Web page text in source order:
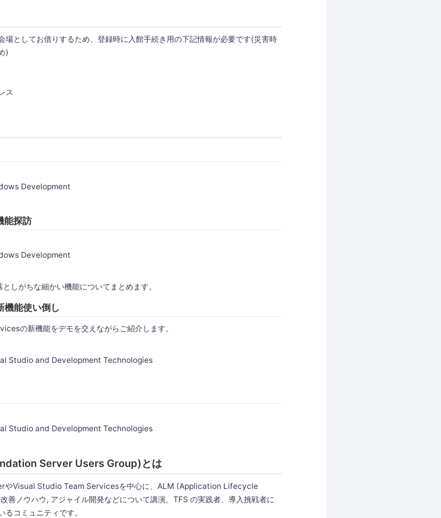
場としてお借りするため、登録時に入館手続き用の下記情報が必要です(災害時
)
ス
Development
能探訪
Development
しがちな細かい機能についてまとめます。
能使い倒し
の新機能をデモを交えながらご紹介します。
Studio and Development Technologies
Studio and Development Technologies
Server Users Group)とは
やVisual Studio Team Servicesを中心に、ALM (Application Lifecycle
善ノウハウ, アジャイル開発などについて講演、TFS の実践者、導入挑戦者に
るコミュニティです。